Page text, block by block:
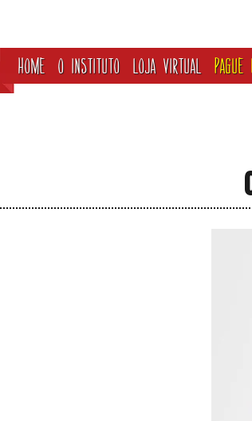
HOME O INSTITUTO LOJA VIRTUAL